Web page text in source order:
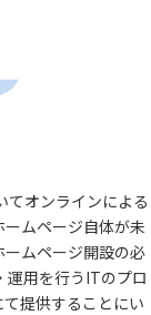
てオンラインによる
ムページ自体が未
ムページ開設の必
運用を行うITのプロ
提供することにい